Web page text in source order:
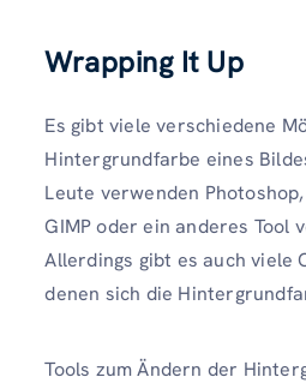
Wrapping It Up
Es gibt viele verschiedene
Hintergrundfarbe eines
Leute verwenden
GIMP oder ein anderes Tool
Allerdings gibt es auch viele
denen sich die
Tools zum Ändern der